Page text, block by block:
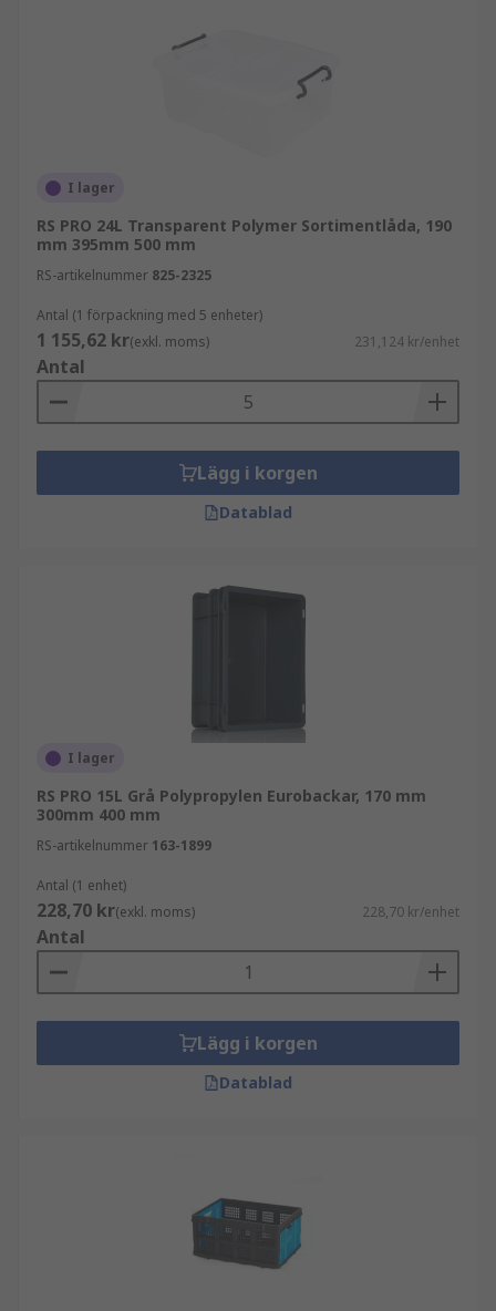
I lager
RS PRO 24L Transparent Polymer Sortimentlåda, 190
mm 395mm 500 mm
RS-artikelnummer 825-2325
Antal (1 förpackning med 5 enheter)
1 155,62 kr(exkl. moms) 231,124 kr/enhet
Antal
Lägg i korgen
Datablad
I lager
RS PRO 15L Grå Polypropylen Eurobackar, 170 mm
300mm 400 mm
RS-artikelnummer 163-1899
Antal (1 enhet)
228,70 kr(exkl. moms) 228,70 kr/enhet
Antal
Lägg i korgen
Datablad